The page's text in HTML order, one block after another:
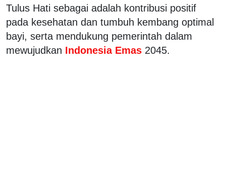
Tulus Hati sebagai adalah kontribusi positif
pada kesehatan dan tumbuh kembang optimal
bayi, serta mendukung pemerintah dalam
mewujudkan Indonesia Emas 2045.